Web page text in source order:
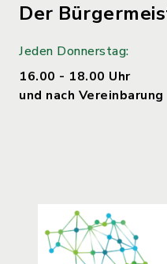
Der
Jeden Donnerstag:
16.00 - 18.00 Uhr
und nach Vereinbarung